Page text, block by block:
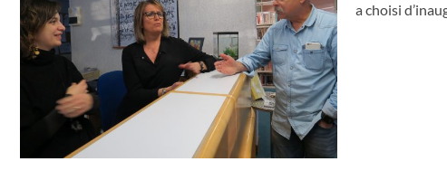
a choisi